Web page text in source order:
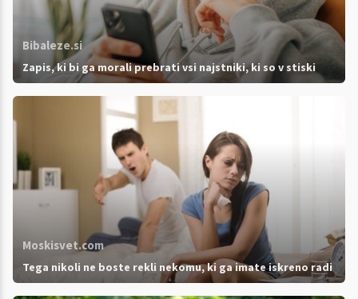
Bibaleze.si
Zapis, ki bi ga morali prebrati vsi najstniki, ki so v stiski
Moskisvet.com
Tega nikoli ne boste rekli nekomu, ki ga imate iskreno radi